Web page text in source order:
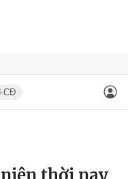
CĐ